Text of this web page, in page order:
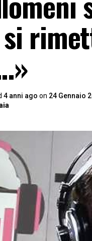
4 anni ago on 24 Gennaio